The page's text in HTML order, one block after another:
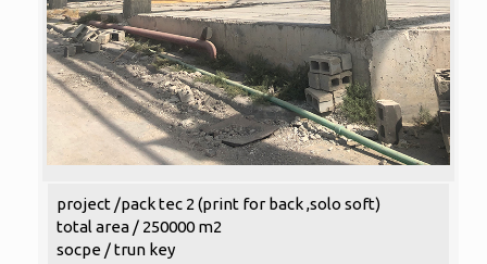
project /pack tec 2 (print for back ,solo soft)
total area / 250000 m2
socpe / trun key